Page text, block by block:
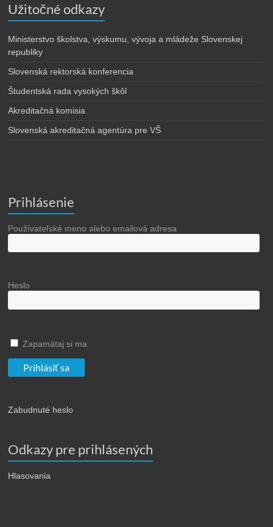
Užitočné odkazy
Ministerstvo školstva, výskumu, vývoja a mládeže Slovenskej
republiky
Slovenská rektorská konferencia
Študentská rada vysokých škôl
Akreditačná komisia
Slovenská akreditačná agentúra pre VŠ
Prihlásenie
Používateľské meno alebo emailová adresa
Heslo
Zapamätaj si ma
Zabudnuté heslo
Odkazy pre prihlásených
Hlasovania